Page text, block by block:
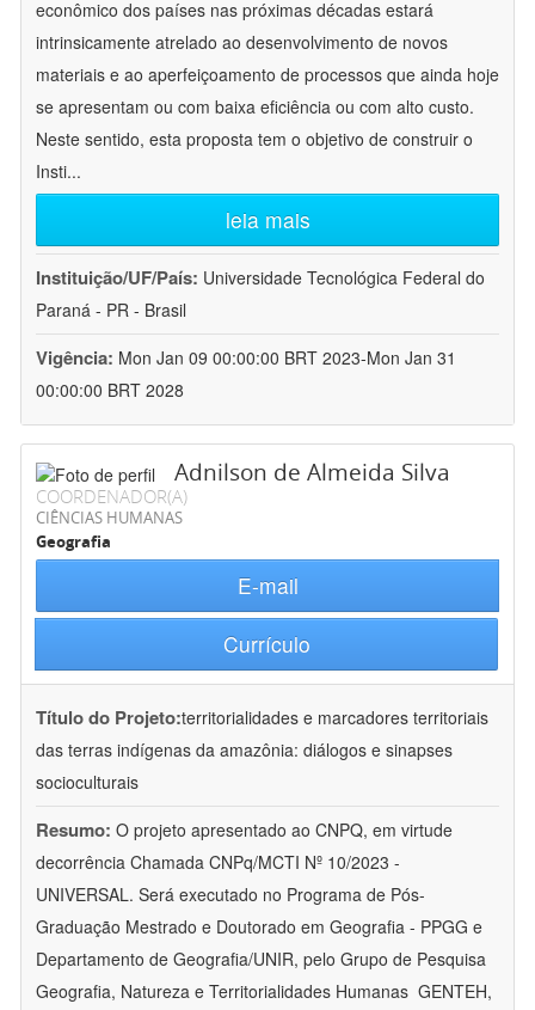
econômico dos países nas próximas décadas estará
intrinsicamente atrelado ao desenvolvimento de novos
materiais e ao aperfeiçoamento de processos que ainda hoje
se apresentam ou com baixa eficiência ou com alto custo.
Neste sentido, esta proposta tem o objetivo de construir o
Insti...
leia mais
Instituição/UF/País: Universidade Tecnológica Federal do
Paraná - PR - Brasil
Vigência: Mon Jan 09 00:00:00 BRT 2023-Mon Jan 31
00:00:00 BRT 2028
Adnilson de Almeida Silva
COORDENADOR(A)
CIÊNCIAS HUMANAS
Geografia
E-mail
Currículo
Título do Projeto:territorialidades e marcadores territoriais
das terras indígenas da amazônia: diálogos e sinapses
socioculturais
Resumo: O projeto apresentado ao CNPQ, em virtude
decorrência Chamada CNPq/MCTI Nº 10/2023 -
UNIVERSAL. Será executado no Programa de Pós-
Graduação Mestrado e Doutorado em Geografia - PPGG e
Departamento de Geografia/UNIR, pelo Grupo de Pesquisa
Geografia, Natureza e Territorialidades Humanas  GENTEH,